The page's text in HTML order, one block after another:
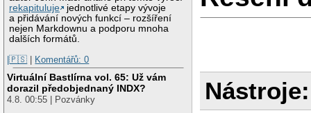
rekapituluje
jednotlivé etapy vývoje
a přidávání nových funkcí – rozšíření
nejen Markdownu a podporu mnoha
dalších formátů.
|🇵🇸 | Komentářů: 0
Virtuální Bastlírna vol. 65: Už vám
dorazil předobjednaný INDX?
4.8. 00:55 | Pozvánky
Nástroje: